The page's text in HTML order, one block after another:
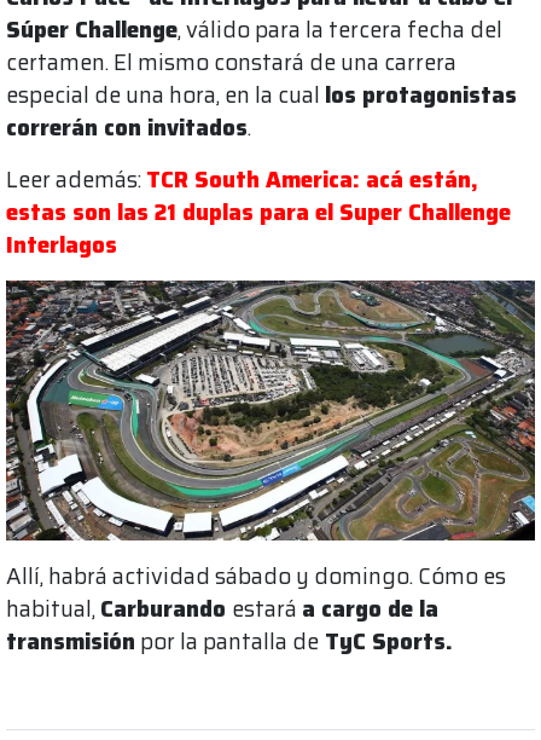
Súper Challenge, válido para la tercera fecha del
certamen. El mismo constará de una carrera
especial de una hora, en la cual los protagonistas
correrán con invitados.
Leer además:TCR South America: acá están,
estas son las 21 duplas para el Super Challenge
Interlagos
Allí, habrá actividad sábado y domingo. Cómo es
habitual,Carburando estará a cargo de la
transmisión por la pantalla de TyC Sports.